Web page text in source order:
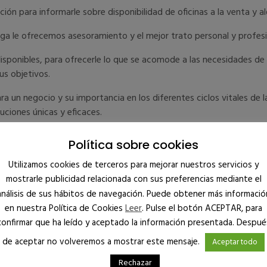
para informarle sobre disponibilidad de oficinas a la venta y
le ofrecemos asesoramiento y el mejor trato personal y
para ofrecerle lo que se acomode a las necesidades
objetivos.
un negocio y su importancia en los diferentes ciclos vitales de
únicas y eficaces.
en régimen de alquiler o venta, aquella que cubra sus
una tienda de pinturas… o una academia de idiomas, le
actividad no se producirá hasta que consigamos el local
Política sobre cookies
Utilizamos cookies de terceros para mejorar nuestros servicios y
mostrarle publicidad relacionada con sus preferencias mediante el
de sus hábitos de navegación. Puede obtener más
en nuestra Política de Cookies Leer. Pulse el botón ACEPTAR, para
que ha leído y aceptado la información presentada.
de aceptar no volveremos a mostrar este mensaje.
Aceptar todo
Rechazar